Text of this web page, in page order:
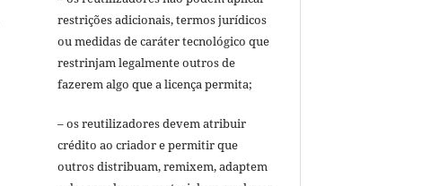
restrições adicionais, termos jurídicos
ou medidas de caráter tecnológico que
restrinjam legalmente outros de
fazerem algo que a licença permita;
– os reutilizadores devem atribuir
crédito ao criador e permitir que
outros distribuam, remixem, adaptem